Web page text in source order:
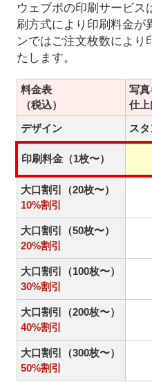
ウェブポの印刷サービス
刷方式により印刷料金が
ンではご注文枚数により
たします。
料金表
（税込）
写真
仕
デザイン
ス
印刷料金（1枚〜）
大口割引（20枚〜）
10%割引
大口割引（50枚〜）
20%割引
大口割引（100枚〜）
30%割引
大口割引（200枚〜）
40%割引
大口割引（300枚〜）
50%割引